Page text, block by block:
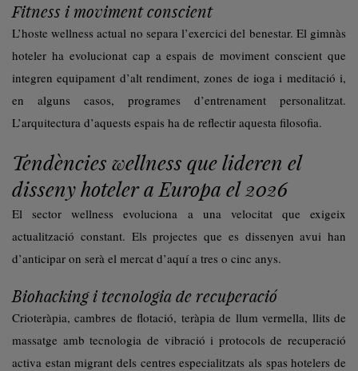
Fitness i moviment conscient
L’hoste wellness actual no separa l’exercici del benestar. El gimnàs
hoteler ha evolucionat cap a espais de moviment conscient que
integren equipament d’alt rendiment, zones de ioga i meditació i,
en alguns casos, programes d’entrenament personalitzat.
L’arquitectura d’aquests espais ha de reflectir aquesta filosofia.
Tendències wellness que lideren el
disseny hoteler a Europa el 2026
El sector wellness evoluciona a una velocitat que exigeix
actualització constant. Els projectes que es dissenyen avui han
d’anticipar on serà el mercat d’aquí a tres o cinc anys.
Biohacking i tecnologia de recuperació
Crioteràpia, cambres de flotació, teràpia de llum vermella, llits de
massatge amb tecnologia de vibració i protocols de recuperació
activa estan migrant dels centres especialitzats als spas hotelers de